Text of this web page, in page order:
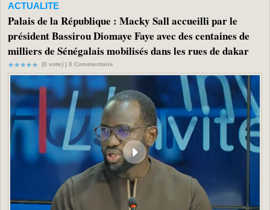
ACTUALITE
Palais de la République : Macky Sall accueilli par le
président Bassirou Diomaye Faye avec des centaines de
milliers de Sénégalais mobilisés dans les rues de dakar
(0 vote) | 0 Commentaire